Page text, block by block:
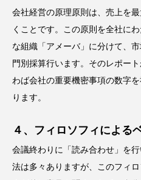
会社経営の原理原則は、売上を
くことです。この原則を全社に
な組織「アメーバ」に分けて、
門別採算行います。そのレポー
わば会社の重要機密事項の数字
ります。
４、フィロソフィによる
会議終わりに「読み合わせ」を
法は多々ありますが、このフィ